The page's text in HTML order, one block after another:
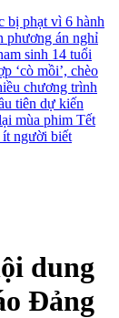
bị phạt vì 6 hành
phương án nghỉ
sinh 14 tuổi
‘cò mồi’, chèo
chương trình
tiên dự kiến
mùa phim Tết
ít người biết
dung
Đảng